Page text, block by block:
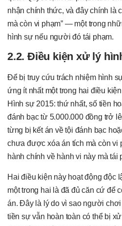
nhận chính thức, và đây chính là
mà còn vi phạm” — một trong
hình sự nếu người đó tái phạm.
2.2. Điều kiện xử lý
Để bị truy cứu trách nhiệm hình
ứng ít nhất một trong hai điều
Hình sự 2015: thứ nhất, số tiền
đánh bạc từ 5.000.000 đồng trở
từng bị kết án về tội đánh bạc
chưa được xóa án tích mà còn vi
hành chính về hành vi này mà tái
Hai điều kiện này hoạt động độc
một trong hai là đã đủ căn cứ để
án. Đây là lý do vì sao người
tiền sự vẫn hoàn toàn có thể bị